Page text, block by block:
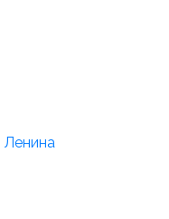
Ленина